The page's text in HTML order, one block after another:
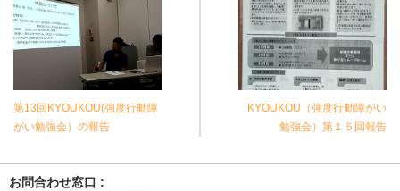
第13回KYOUKOU(強度行動障
がい勉強会）の報告
KYOUKOU（強度行動障がい
勉強会）第１５回報告
お問合わせ窓口 :